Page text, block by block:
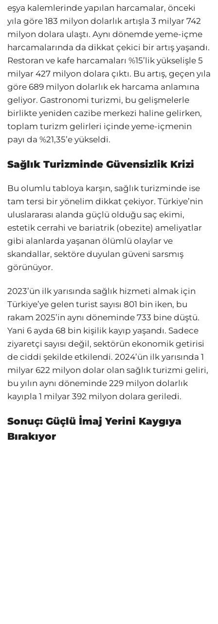
eşya kalemlerinde yapılan harcamalar, önceki
yıla göre 183 milyon dolarlık artışla 3 milyar 742
milyon dolara ulaştı. Aynı dönemde yeme-içme
harcamalarında da dikkat çekici bir artış yaşandı.
Restoran ve kafe harcamaları %15’lik yükselişle 5
milyar 427 milyon dolara çıktı. Bu artış, geçen yıla
göre 689 milyon dolarlık ek harcama anlamına
geliyor. Gastronomi turizmi, bu gelişmelerle
birlikte yeniden cazibe merkezi haline gelirken,
toplam turizm gelirleri içinde yeme-içmenin
payı da %21,35’e yükseldi.
Sağlık Turizminde Güvensizlik Krizi
Bu olumlu tabloya karşın, sağlık turizminde ise
tam tersi bir yönelim dikkat çekiyor. Türkiye’nin
uluslararası alanda güçlü olduğu saç ekimi,
estetik cerrahi ve bariatrik (obezite) ameliyatlar
gibi alanlarda yaşanan ölümlü olaylar ve
skandallar, sektöre duyulan güveni sarsmış
görünüyor.
2023’ün ilk yarısında sağlık hizmeti almak için
Türkiye’ye gelen turist sayısı 801 bin iken, bu
rakam 2025’in aynı döneminde 733 bine düştü.
Yani 6 ayda 68 bin kişilik kayıp yaşandı. Sadece
ziyaretçi sayısı değil, sektörün ekonomik getirisi
de ciddi şekilde etkilendi. 2024’ün ilk yarısında 1
milyar 622 milyon dolar olan sağlık turizmi geliri,
bu yılın aynı döneminde 229 milyon dolarlık
kayıpla 1 milyar 392 milyon dolara geriledi.
Sonuç: Güçlü İmaj Yerini Kaygıya
Bırakıyor